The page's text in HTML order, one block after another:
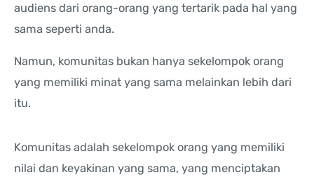
audiens dari orang-orang yang tertarik pada hal yang
sama seperti anda.
Namun, komunitas bukan hanya sekelompok orang
yang memiliki minat yang sama melainkan lebih dari
itu.
Komunitas adalah sekelompok orang yang memiliki
nilai dan keyakinan yang sama, yang menciptakan